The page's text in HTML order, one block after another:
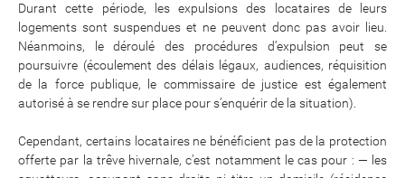
Durant cette période, les expulsions des locataires de leurs
logements sont suspendues et ne peuvent donc pas avoir lieu.
Néanmoins, le déroulé des procédures d’expulsion peut se
poursuivre (écoulement des délais légaux, audiences, réquisition
de la force publique, le commissaire de justice est également
autorisé à se rendre sur place pour s’enquérir de la situation).
Cependant, certains locataires ne bénéficient pas de la protection
offerte par la trêve hivernale, c’est notamment le cas pour : — les